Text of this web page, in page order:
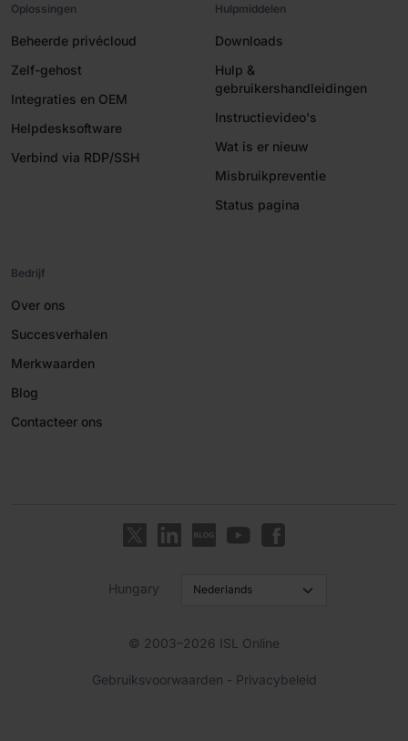
Oplossingen
Beheerde privécloud
Zelf-gehost
Integraties en OEM
Helpdesksoftware
Verbind via RDP/SSH
Hulpmiddelen
Downloads
Hulp &
gebruikershandleidingen
Instructievideo's
Wat is er nieuw
Misbruikpreventie
Status pagina
Bedrijf
Over ons
Succesverhalen
Merkwaarden
Blog
Contacteer ons
Hungary
© 2003–2026 ISL Online
Gebruiksvoorwaarden - Privacybeleid